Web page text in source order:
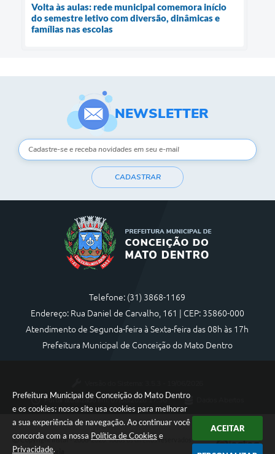
Prefeitura Municipal de Conceição do Mato Dentro
e os cookies: nosso site usa cookies para melhorar
a sua experiência de navegação. Ao continuar você
concorda com a nossa Política de Cookies e
Privacidade.
ACEITAR
Volta às aulas: rede municipal comemora início
do semestre letivo com diversão, dinâmicas e
famílias nas escolas
NEWSLETTER
CADASTRAR
Telefone: (31) 3868-1169
Endereço: Rua Daniel de Carvalho, 161 | CEP: 35860-000
Atendimento de Segunda-feira à Sexta-feira das 08h às 17h
Prefeitura Municipal de Conceição do Mato Dentro
Portal atualizado em:07/08/2026 17:36
Copyright Instar - 2006-2026. Todos os direitos reservados -
Instar Tecnologia